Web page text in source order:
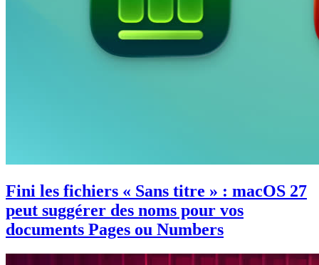
Fini les fichiers « Sans titre » : macOS 27
peut suggérer des noms pour vos
documents Pages ou Numbers